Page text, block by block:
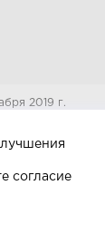
согласие
2019 г.